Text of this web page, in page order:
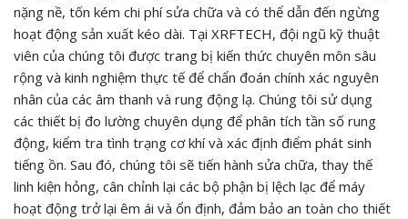
nặng nề, tốn kém chi phí sửa chữa và có thể dẫn đến ngừng
hoạt động sản xuất kéo dài. Tại XRFTECH, đội ngũ kỹ thuật
viên của chúng tôi được trang bị kiến thức chuyên môn sâu
rộng và kinh nghiệm thực tế để chẩn đoán chính xác nguyên
nhân của các âm thanh và rung động lạ. Chúng tôi sử dụng
các thiết bị đo lường chuyên dụng để phân tích tần số rung
động, kiểm tra tình trạng cơ khí và xác định điểm phát sinh
tiếng ồn. Sau đó, chúng tôi sẽ tiến hành sửa chữa, thay thế
linh kiện hỏng, cân chỉnh lại các bộ phận bị lệch lạc để máy
hoạt động trở lại êm ái và ổn định, đảm bảo an toàn cho thiết